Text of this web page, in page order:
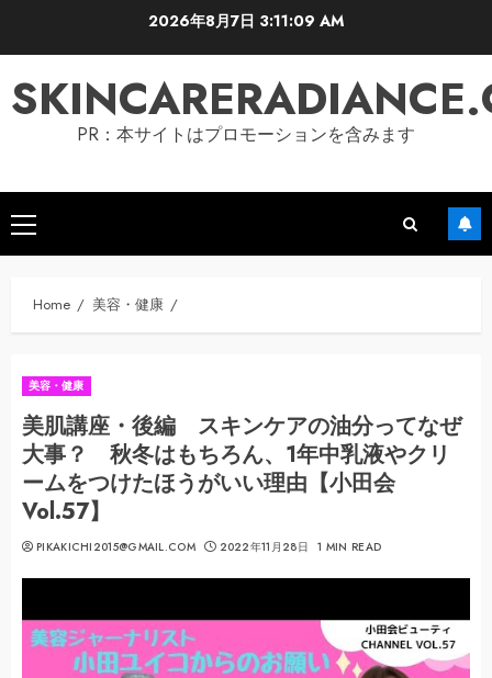
2026年8月7日3:11:10 AM
PR：本サイトはプロモーションを含みます
Primary
Menu
Home 美容・健康
美容・健康
美肌講座・後編 スキンケアの油分ってなぜ
大事？ 秋冬はもちろん、1年中乳液やクリ
ームをつけたほうがいい理由【小田会
Vol.57】
PIKAKICHI2015@GMAIL.COM 2022年11月28日 1 MIN READ